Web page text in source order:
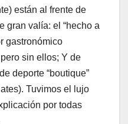
están al frente de
gran valía: el “hecho a
gastronómico
sin ellos; Y de
deporte “boutique”
Tuvimos el lujo
por todas